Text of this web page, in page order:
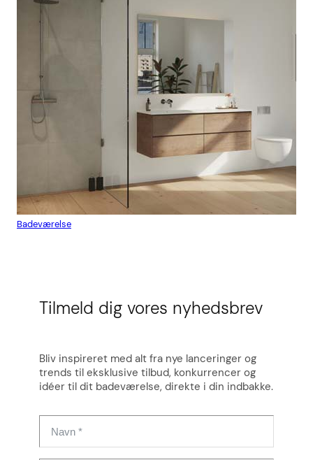
Badeværelse
Tilmeld dig vores nyhedsbrev
Bliv inspireret med alt fra nye lanceringer og
trends til eksklusive tilbud, konkurrencer og
idéer til dit badeværelse, direkte i din indbakke.